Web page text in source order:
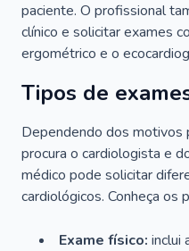
paciente. O profissional
clínico e solicitar exames
ergométrico e o
Tipos de
Dependendo dos motivos
procura o cardiologista e
médico pode solicitar
cardiológicos. Conheça os
Exame físico: inclui